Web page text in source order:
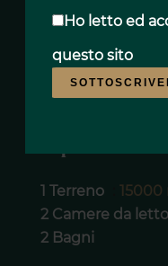
Ho letto ed
questo sito
• un
• un autentico
1 Terreno
15000
2 Camere da letto
2 Bagni